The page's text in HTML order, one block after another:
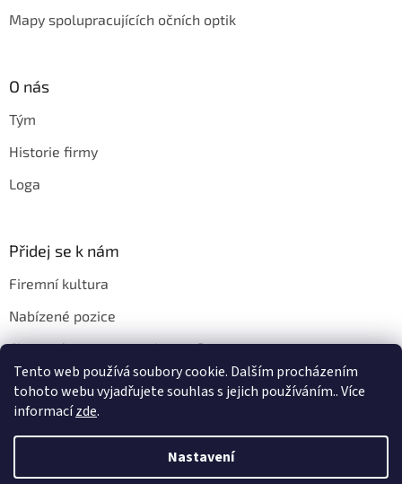
Tento web používá soubory cookie. Dalším procházením
tohoto webu vyjadřujete souhlas s jejich používáním.. Více
informacízde.
Nastavení
Mapy spolupracujících očních optik
O nás
Tým
Historie firmy
Loga
Přidej se k nám
Firemní kultura
Nabízené pozice
Chci u vás pracovat. Jak na to?